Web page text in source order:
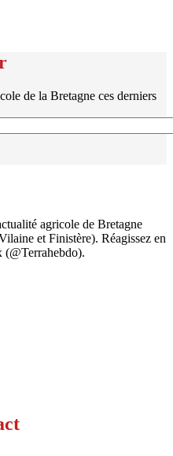
de la Bretagne ces derniers
agricole de Bretagne
et Finistère). Réagissez en
(@Terrahebdo).